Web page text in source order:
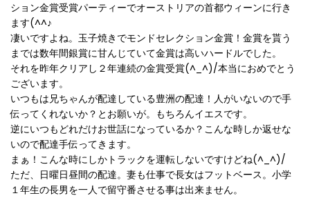
ション金賞受賞パーティーでオーストリアの首都ウィーンに行き
ます(^^♪
凄いですよね。玉子焼きでモンドセレクション金賞！金賞を貰う
までは数年間銀賞に甘んじていて金賞は高いハードルでした。
それを昨年クリアし２年連続の金賞受賞(^_^)/本当におめでとう
ございます。
いつもは兄ちゃんが配達している豊洲の配達！人がいないので手
伝ってくれないか？とお願いが。もちろんイエスです。
逆にいつもどれだけお世話になっているか？こんな時しか返せな
いので配達手伝ってきます。
まぁ！こんな時にしかトラックを運転しないですけどね(^_^)/
ただ、日曜日昼間の配達。妻も仕事で長女はフットベース。小学
１年生の長男を一人で留守番させる事は出来ません。